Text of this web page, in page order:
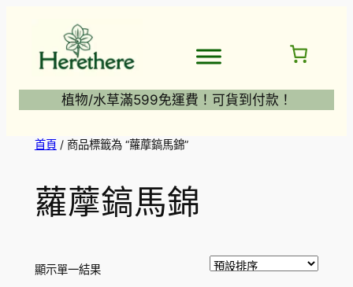
植物/水草滿599免運費！可貨到付款！
首頁/ 商品標籤為 “蘿藦鎬馬錦”
蘿藦鎬馬錦
顯示單一結果